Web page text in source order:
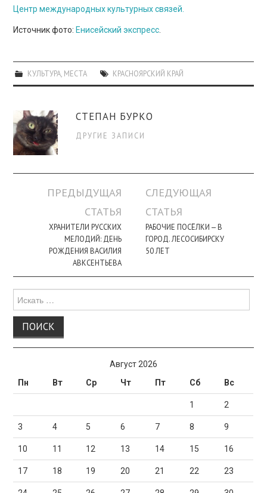
Центр международных культурных связей.
Источник фото: Енисейский экспресс
КУЛЬТУРА, МЕСТА КРАСНОЯРСКИЙ КРАЙ
СТЕПАН БУРКО
ДРУГИЕ ЗАПИСИ
Навигация
записи
ПРЕДЫДУЩАЯ
СТАТЬЯ
ХРАНИТЕЛИ РУССКИХ
МЕЛОДИЙ: ДЕНЬ
РОЖДЕНИЯ ВАСИЛИЯ
АВКСЕНТЬЕВА
СЛЕДУЮЩАЯ
СТАТЬЯ
РАБОЧИЕ ПОСЁЛКИ — В
ГОРОД. ЛЕСОСИБИРСКУ
50 ЛЕТ
для:
Август 2026
Пн
Вт Ср Чт Пт Сб Вс
1 2
3 4 5 6 7 8 9
10 11 12 13 14 15 16
17 18 19 20 21 22 23